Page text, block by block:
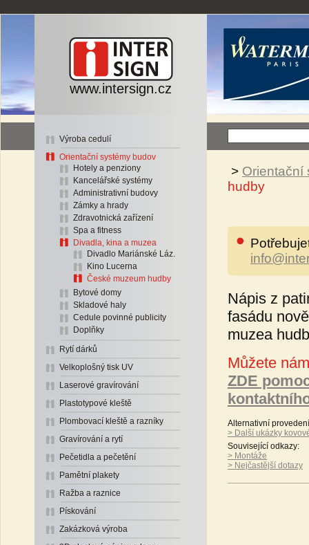
www.intersign.cz
Výroba cedulí
Orientační systémy budov
Hotely a penziony
Kancelářské systémy
Administrativní budovy
Zámky a hrady
Zdravotnická zařízení
Spa a fitness
Divadla, kina a muzea
Divadlo Mariánské Láz.
Kino Lucerna
České muzeum hudby
Bytové domy
Skladové haly
Cedule povinné publicity
Doplňky
Rytí dárků
Velkoplošný tisk UV
Laserové gravírování
Plastotypové kleště
Plombovací kleště a razníky
Gravírování a rytí
Pečetidla a pečetění
Pamětní plakety
Ražba a raznice
Pískování
Zakázková výroba
> Orientační
hudby
Nápis z
fasádu
muzea
Můžete
ZDE
Alternativní
> Další ukázky
Související odkazy:
> Montáže
> Nejčastější dotazy